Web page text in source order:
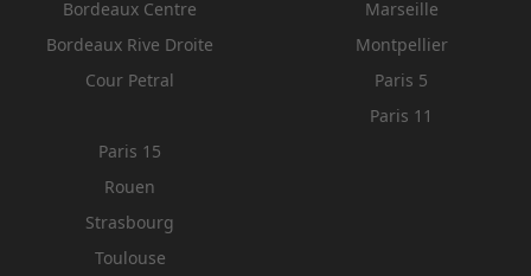
Bordeaux Centre
Bordeaux Rive Droite
Cour Petral
Marseille
Montpellier
Paris 5
Paris 11
Paris 15
Rouen
Strasbourg
Toulouse